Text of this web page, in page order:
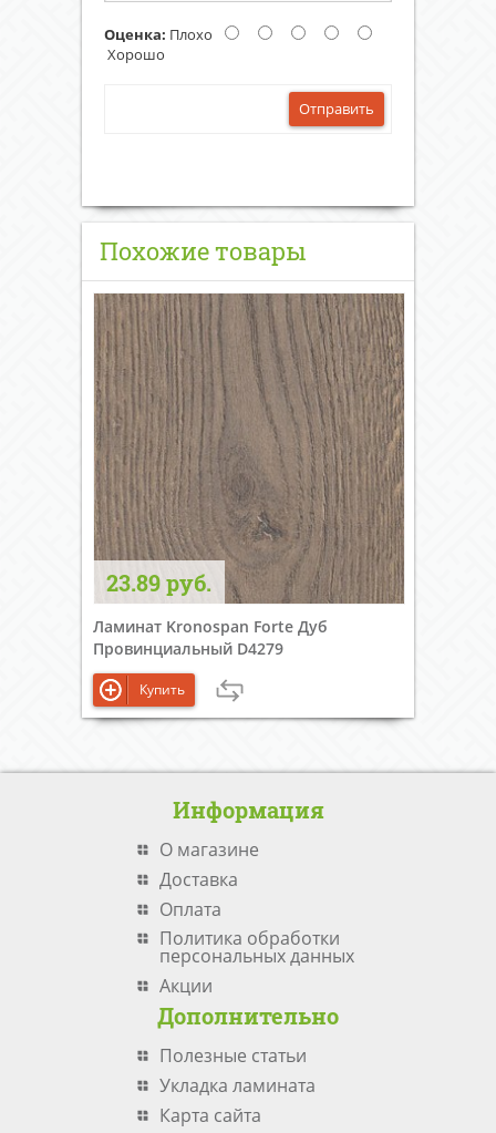
Оценка: Плохо
Хорошо
Отправить
Похожие товары
23.89 руб.
Ламинат Kronospan Forte Дуб
Провинциальный D4279
Купить
Информация
О магазине
Доставка
Оплата
Политика обработки
персональных данных
Акции
Дополнительно
Полезные статьи
Укладка ламината
Карта сайта